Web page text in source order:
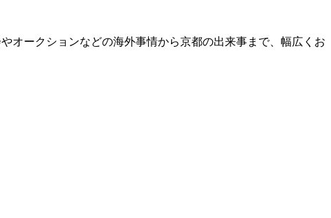
オークションなどの海外事情から京都の出来事まで、幅広くお